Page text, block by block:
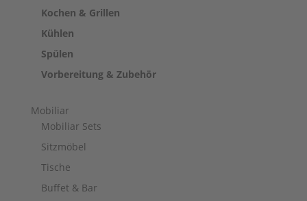
Kochen & Grillen
Kühlen
Spülen
Vorbereitung & Zubehör
Mobiliar
Mobiliar Sets
Sitzmöbel
Tische
Buffet & Bar